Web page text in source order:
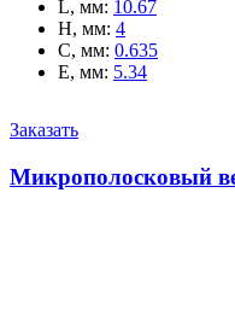
L, мм: 10.67
H, мм: 4
C, мм: 0.635
E, мм: 5.34
Заказать
Микрополосковый